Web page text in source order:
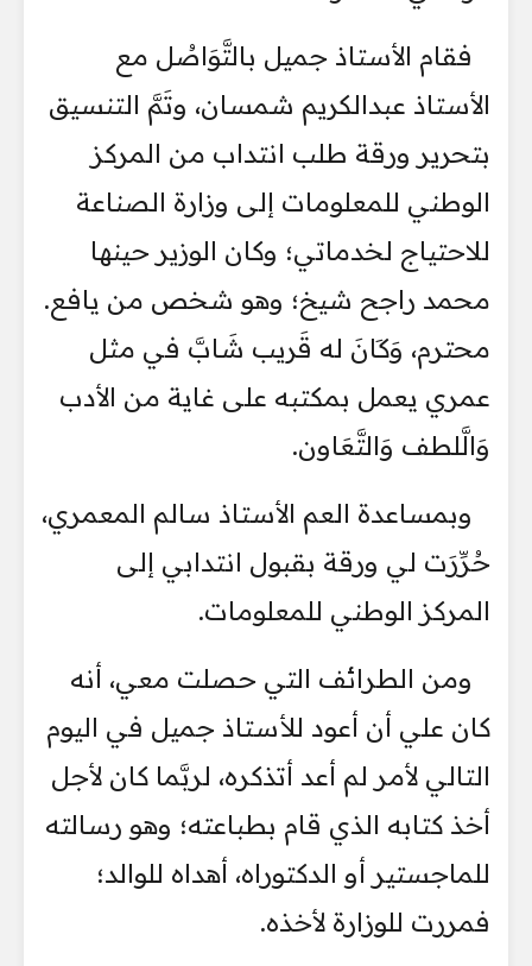
فقام الأستاذ جميل بالتَّوَاصُل مع
الأستاذ عبدالكريم شمسان، وتَمَّ التنسيق
بتحرير ورقة طلب انتداب من المركز
الوطني للمعلومات إلى وزارة الصناعة
للاحتياج لخدماتي؛ وكان الوزير حينها
محمد راجح شيخ؛ وهو شخص من يافع.
محترم، وَكَانَ له قَريب شَابَّ في مثل
عمري يعمل بمكتبه على غاية من الأدب
وَالَّلطف وَالتَّعَاون.
وبمساعدة العم الأستاذ سالم المعمري،
حُرِّرَت لي ورقة بقبول انتدابي إلى
المركز الوطني للمعلومات.
ومن الطرائف التي حصلت معي، أنه
كان علي أن أعود للأستاذ جميل في اليوم
التالي لأمر لم أعد أتذكره، لربَّما كان لأجل
أخذ كتابه الذي قام بطباعته؛ وهو رسالته
للماجستير أو الدكتوراه، أهداه للوالد؛
فمررت للوزارة لأخذه.